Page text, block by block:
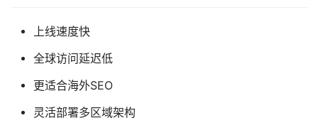
上线速度快
全球访问延迟低
更适合海外SEO
灵活部署多区域架构